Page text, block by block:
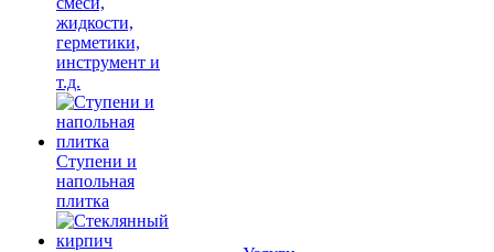
жидкости,
герметики,
инструмент и
т.д.
Ступени и
напольная
плитка